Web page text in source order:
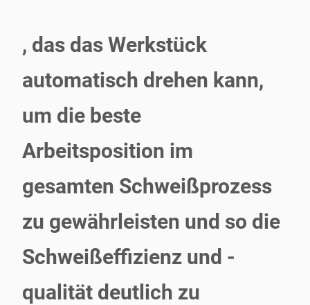
, das das Werkstück
automatisch drehen kann,
um die beste
Arbeitsposition im
gesamten Schweißprozess
zu gewährleisten und so die
Schweißeffizienz und -
qualität deutlich zu